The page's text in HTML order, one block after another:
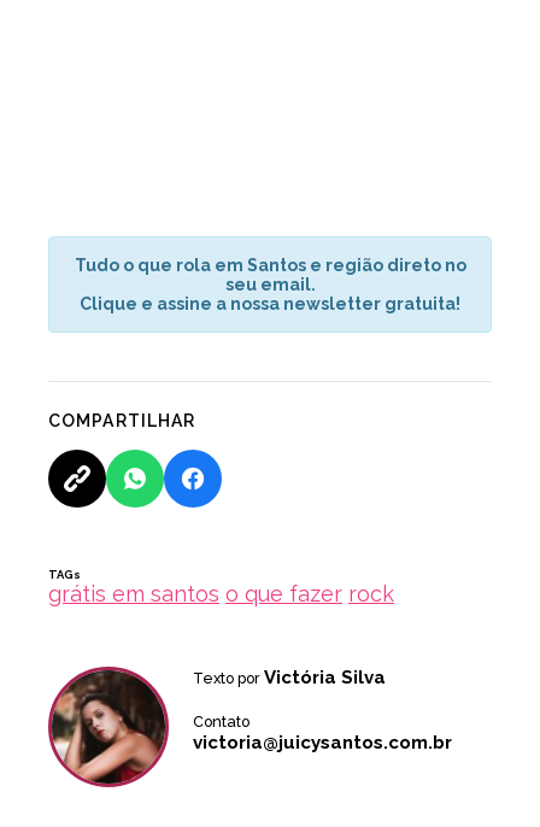
Tudo o que rola em Santos e região direto no
seu email.
Clique e assine a nossa newsletter gratuita!
COMPARTILHAR
TAGs
grátis em santos o que fazer rock
Texto por Victória Silva
Contato
victoria@juicysantos.com.br